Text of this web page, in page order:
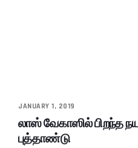
JANUARY 1, 2019
லாஸ் வேகாஸில் பிறந்த
புத்தாண்டு